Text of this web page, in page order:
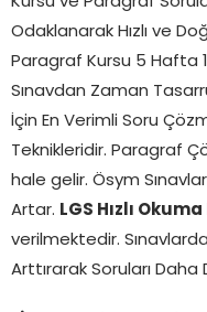
Odaklanarak Hızlı ve
Paragraf Kursu 5 Hafta
Sınavdan Zaman
İçin En Verimli Soru
Teknikleridir. Paragraf
hale gelir. Ösym
Artar. LGS Hızlı
verilmektedir.
Arttırarak Soruları